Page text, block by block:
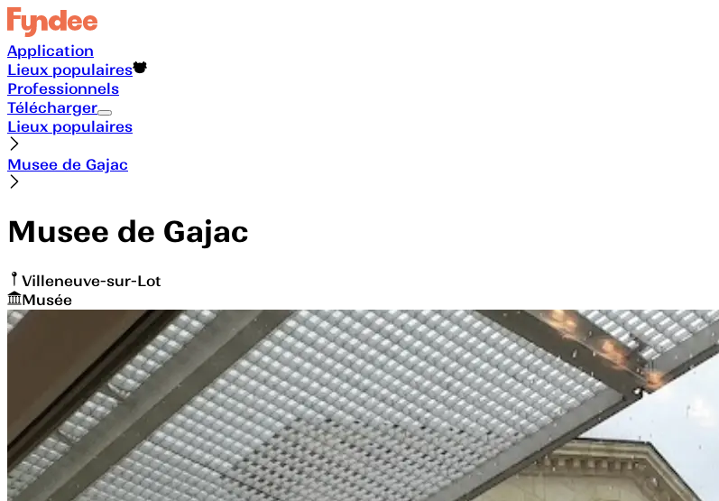
Application
Lieux populaires
Professionnels
Télécharger
Lieux populaires
Musee de Gajac
Musee de Gajac
Villeneuve-sur-Lot
Musée